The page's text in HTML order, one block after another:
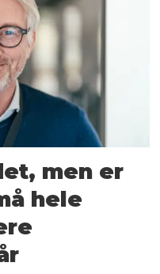
men er
hele